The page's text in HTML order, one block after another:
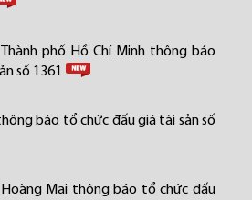
phố Hồ Chí Minh thông báo
số 1361
báo tổ chức đấu giá tài sản số
Hoàng Mai thông báo tổ chức đấu